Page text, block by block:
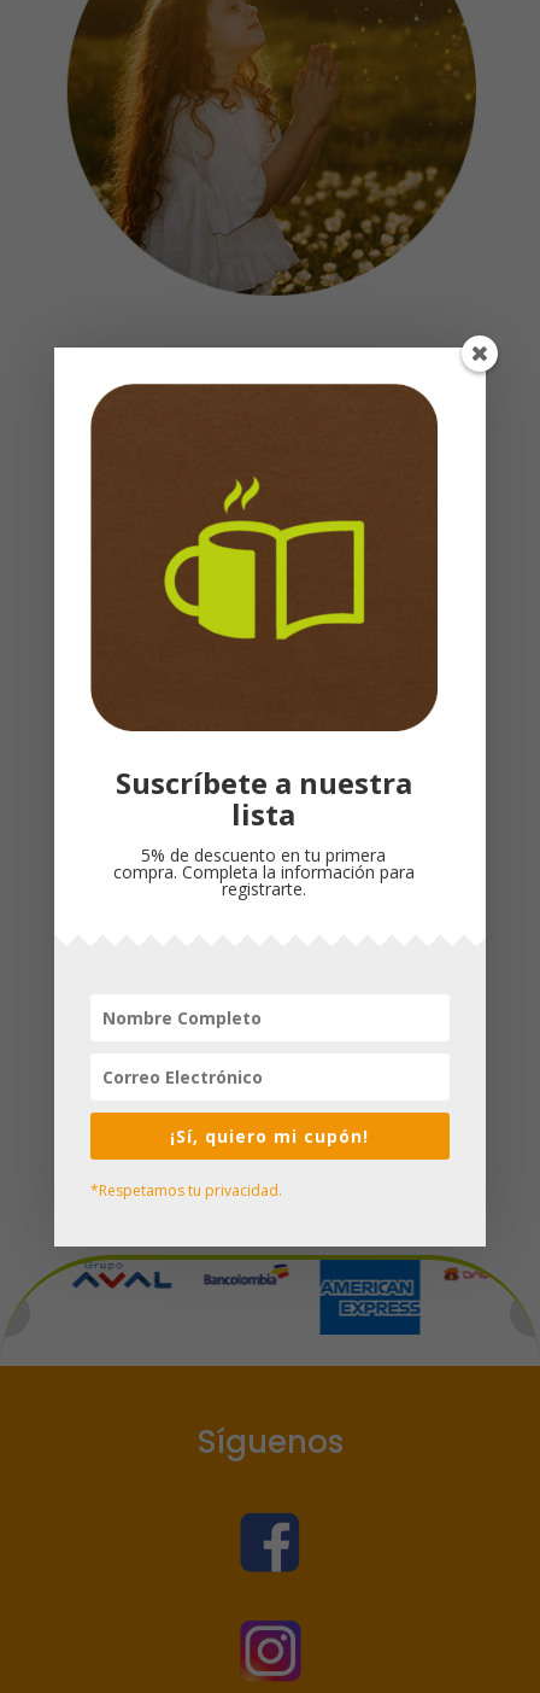
El fin principal de este ministerio es la expansión
del reino, por ello hemos hecho de este lugar un
café, escuchar música que edifica, orar, leer un
buen libro y claro si quieres comprar un
recuerdo para alguien que amas, encontraras
los mejores y más variados detalles con
mensaje y palabra que llevan vida y
¡Te Esperamos!
Products
Biblia NTV En Un Año
72,000
Biblia Diario Vivir Filament NTV Para
189,999
Síguenos


Suscríbete a nuestra
lista
5% de descuento en tu primera
compra. Completa la información para
registrarte.
¡Sí, quiero mi cupón!
*Respetamos tu privacidad.